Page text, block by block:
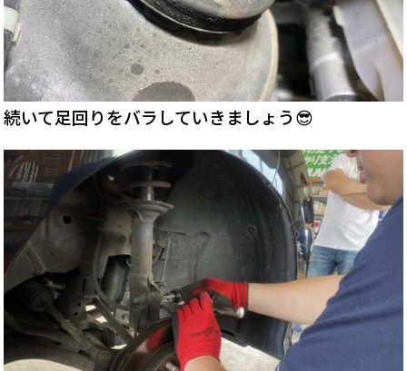
続いて足回りをバラしていきましょう😎